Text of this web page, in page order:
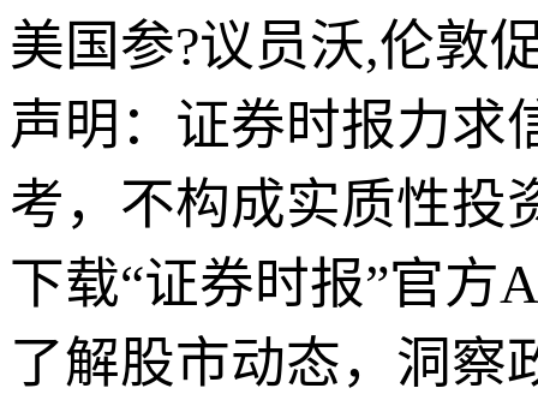
美国参?议员沃,伦敦
声明：证券时报力求
考，不构成实质性投
下载“证券时报”官方
了解股市动态，洞察